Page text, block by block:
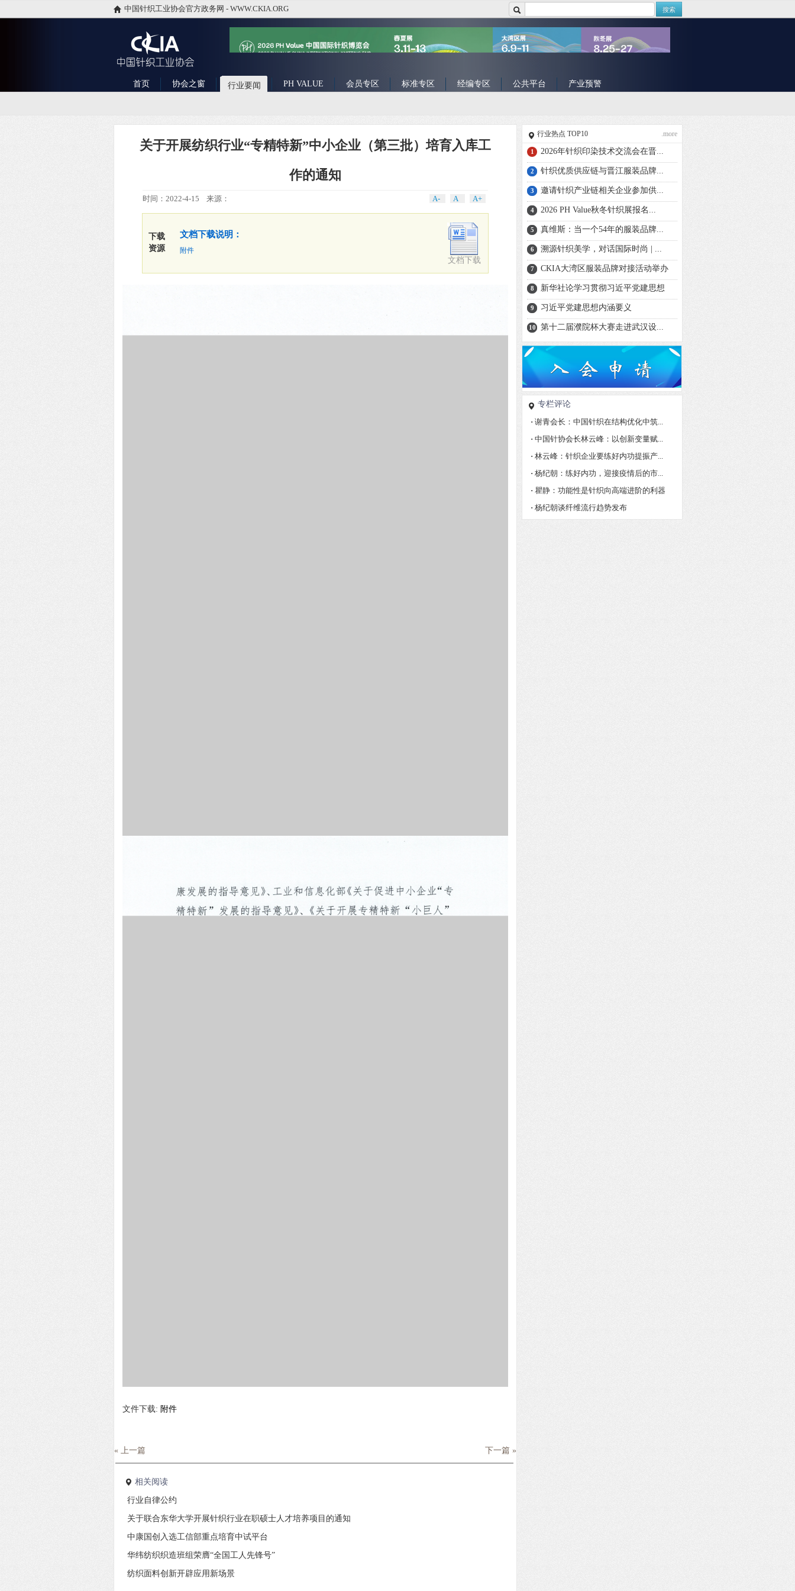
中国针织工业协会官方政务网 - WWW.CKIA.ORG 搜索
首页 协会之窗 行业要闻 PH VALUE 会员专区 标准专区 经编专区 公共平台 产业预警
关于开展纺织行业“专精特新”中小企业（第三批）培育入库工
作的通知
时间：2022-4-15 来源： A- A A+
下载
资源
文档下载说明：
附件
文档下载
文件下载: 附件
« 上一篇 下一篇 »
相关阅读
行业自律公约
关于联合东华大学开展针织行业在职硕士人才培养项目的通知
中康国创入选工信部重点培育中试平台
华纬纺织织造班组荣膺“全国工人先锋号”
纺织面料创新开辟应用新场景
行业热点 TOP10 .more
1 2026年针织印染技术交流会在晋...
2 针织优质供应链与晋江服装品牌...
3 邀请针织产业链相关企业参加供...
4 2026 PH Value秋冬针织展报名...
5 真维斯：当一个54年的服装品牌...
6 溯源针织美学，对话国际时尚 | ...
7 CKIA大湾区服装品牌对接活动举办
8 新华社论学习贯彻习近平党建思想
9 习近平党建思想内涵要义
10 第十二届濮院杯大赛走进武汉设...
专栏评论
· 谢青会长：中国针织在结构优化中筑...
· 中国针协会长林云峰：以创新变量赋...
· 林云峰：针织企业要练好内功提振产...
· 杨纪朝：练好内功，迎接疫情后的市...
· 瞿静：功能性是针织向高端进阶的利器
· 杨纪朝谈纤维流行趋势发布